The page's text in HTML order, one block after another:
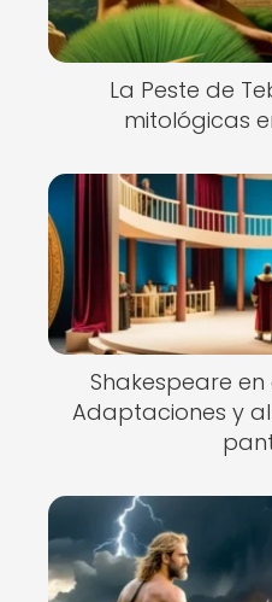
La Peste de
mitológicas
Shakespeare
Adaptaciones y